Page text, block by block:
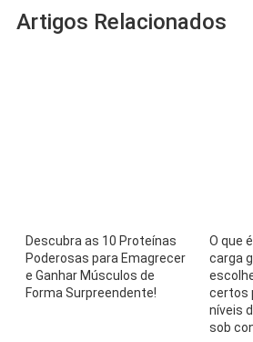
Artigos Relacionados
Descubra as 10 Proteínas
Poderosas para Emagrecer
e Ganhar Músculos de
Forma Surpreendente!
O que
carga
certos
níveis
sob